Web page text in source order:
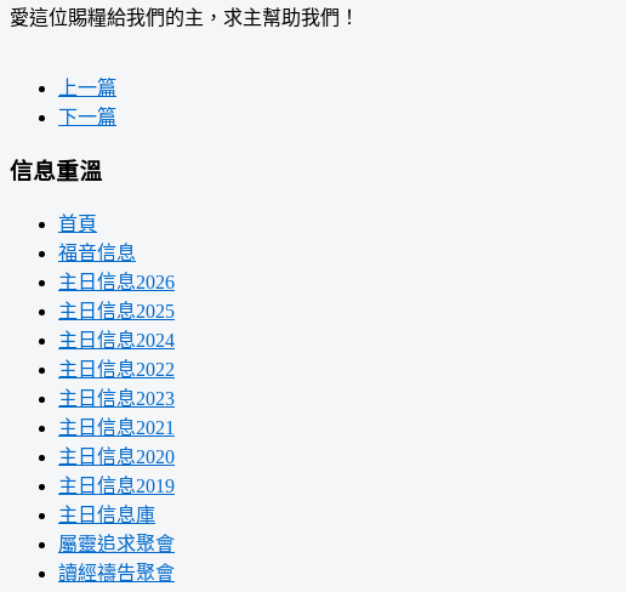
愛這位賜糧給我們的主，求主幫助我們！
上一篇
下一篇
信息重溫
首頁
福音信息
主日信息2026
主日信息2025
主日信息2024
主日信息2022
主日信息2023
主日信息2021
主日信息2020
主日信息2019
主日信息庫
屬靈追求聚會
讀經禱告聚會